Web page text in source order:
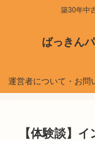
築30年中
ばっきん
運営者について・お問
【体験談】